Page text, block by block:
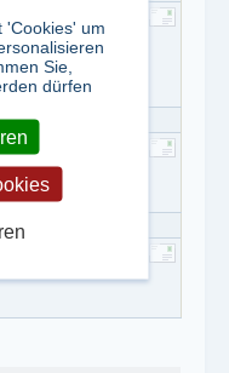
'Cookies' um
Sie,
dürfen